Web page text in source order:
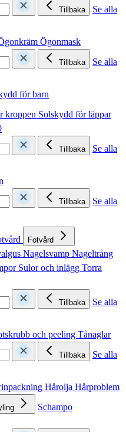
Tillbaka
Se alla
Ögonmask
Tillbaka
Se alla
för barn
kroppen Solskydd för läppar
Tillbaka
Se alla
Tillbaka
Se alla
Fotvård
Nagelsvamp Nageltrång
Sulor och inlägg Torra
Tillbaka
Se alla
och peeling Tånaglar
Tillbaka
Se alla
Hårolja Hårproblem
Schampo